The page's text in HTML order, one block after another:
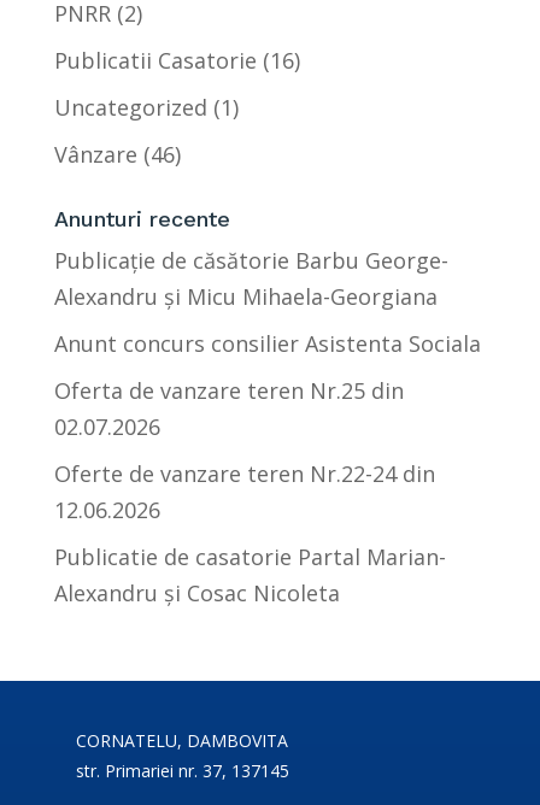
PNRR(2)
Publicatii Casatorie (16)
Uncategorized (1)
Vânzare (46)
Anunturi recente
Publicație de căsătorie Barbu George-
Alexandru și Micu Mihaela-Georgiana
Anunt concurs consilier Asistenta Sociala
Oferta de vanzare teren Nr.25 din
02.07.2026
Oferte de vanzare teren Nr.22-24 din
12.06.2026
Publicatie de casatorie Partal Marian-
Alexandru și Cosac Nicoleta
CORNATELU, DAMBOVITA
str. Primariei nr. 37, 137145